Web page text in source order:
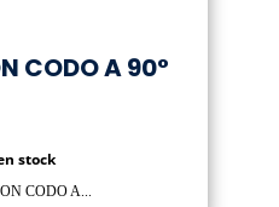
CODO A 90°
stock
CODO A...